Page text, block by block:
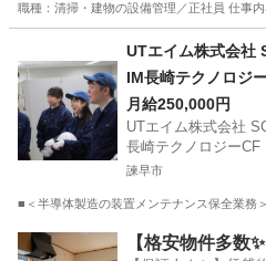
職種：清掃・建物の設備管理／
長崎 大村
UTエイム株式会社 SC
IM長崎テクノロジ
ス保全・保守 【
月給250,000円
UTエイム株式会社
長崎テクノロジーCF
諫早市
■＜半導体製造の装置メンテナンス保全業務
長崎 諫早市 マンション管理
【格安物件多数